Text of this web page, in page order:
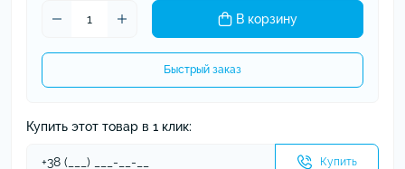
В корзину
Быстрый заказ
Купить этот товар в 1 клик:
Купить